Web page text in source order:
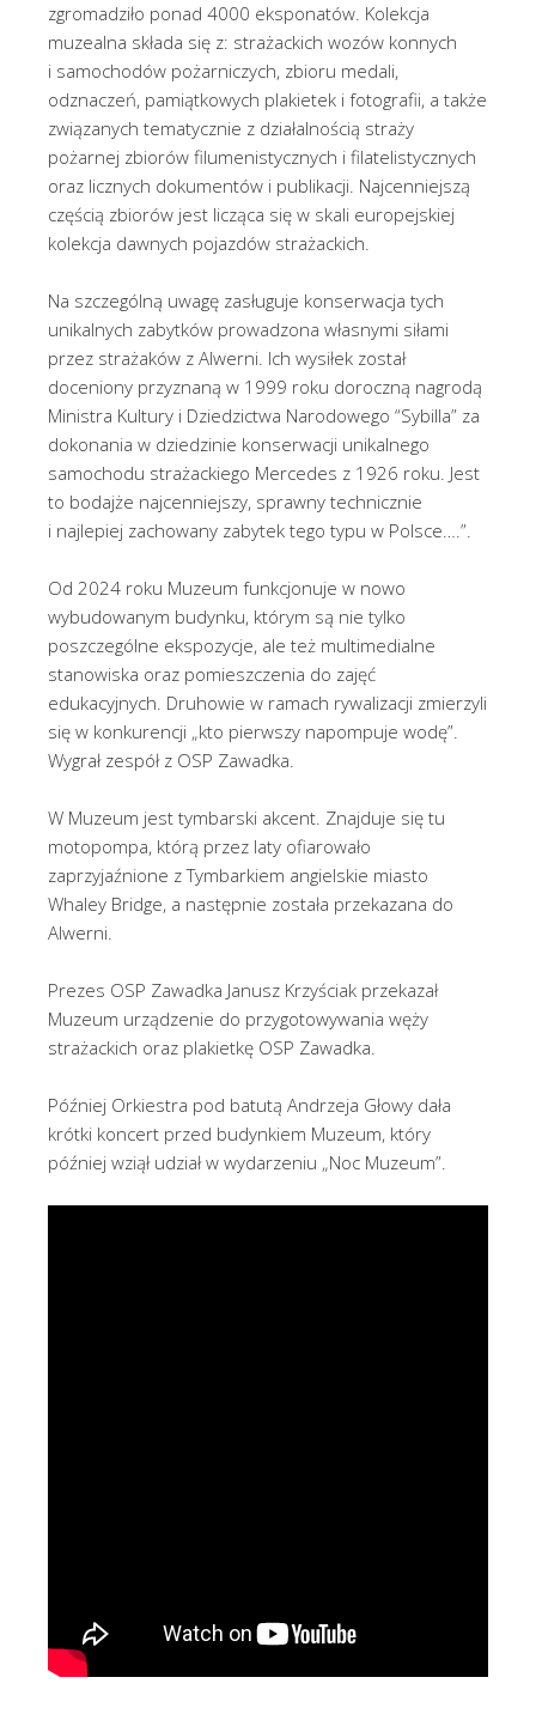
zgromadziło ponad 4000 eksponatów. Kolekcja
muzealna składa się z: strażackich wozów konnych
i samochodów pożarniczych, zbioru medali,
odznaczeń, pamiątkowych plakietek i fotografii, a także
związanych tematycznie z działalnością straży
pożarnej zbiorów filumenistycznych i filatelistycznych
oraz licznych dokumentów i publikacji. Najcenniejszą
częścią zbiorów jest licząca się w skali europejskiej
kolekcja dawnych pojazdów strażackich.
Na szczególną uwagę zasługuje konserwacja tych
unikalnych zabytków prowadzona własnymi siłami
przez strażaków z Alwerni. Ich wysiłek został
doceniony przyznaną w 1999 roku doroczną nagrodą
Ministra Kultury i Dziedzictwa Narodowego “Sybilla” za
dokonania w dziedzinie konserwacji unikalnego
samochodu strażackiego Mercedes z 1926 roku. Jest
to bodajże najcenniejszy, sprawny technicznie
i najlepiej zachowany zabytek tego typu w Polsce….”.
Od 2024 roku Muzeum funkcjonuje w nowo
wybudowanym budynku, którym są nie tylko
poszczególne ekspozycje, ale też multimedialne
stanowiska oraz pomieszczenia do zajęć
edukacyjnych. Druhowie w ramach rywalizacji zmierzyli
się w konkurencji „kto pierwszy napompuje wodę”.
Wygrał zespół z OSP Zawadka.
W Muzeum jest tymbarski akcent. Znajduje się tu
motopompa, którą przez laty ofiarowało
zaprzyjaźnione z Tymbarkiem angielskie miasto
Whaley Bridge, a następnie została przekazana do
Alwerni.
Prezes OSP Zawadka Janusz Krzyściak przekazał
Muzeum urządzenie do przygotowywania węży
strażackich oraz plakietkę OSP Zawadka.
Później Orkiestra pod batutą Andrzeja Głowy dała
krótki koncert przed budynkiem Muzeum, który
później wziął udział w wydarzeniu „Noc Muzeum”.